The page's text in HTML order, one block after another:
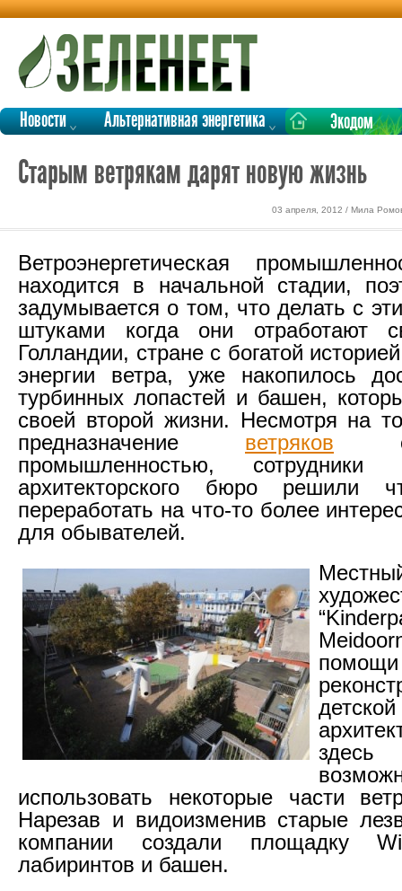
Новости Альтернативная энергетика Экодом
Старым ветрякам дарят новую жизнь
03 апреля, 2012 / Мила
Ветроэнергетическая
находится в начальной стадии,
задумывается о том, что делать с
штуками когда они отработают
Голландии, стране с богатой
энергии ветра, уже накопилось
турбинных лопастей и башен,
своей второй жизни. Несмотря на
предназначение ветряков
промышленностью, сотрудники
архитекторского бюро решили
переработать на что-то более
для обывателей.
здесь
использовать некоторые части
Нарезав и видоизменив старые
компании создали площадку
лабиринтов и башен.